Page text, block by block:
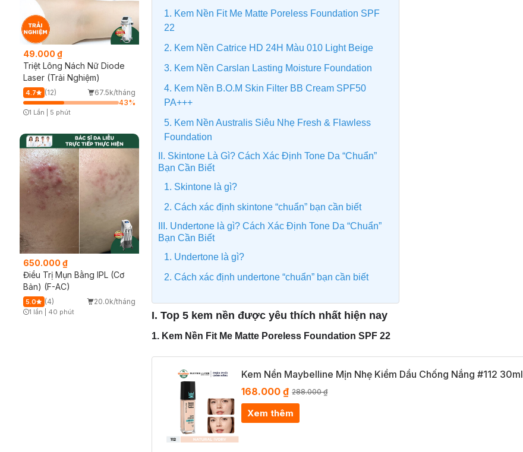
49.000 ₫
Triệt Lông Nách Nữ Diode
Laser (Trải Nghiệm)
4.7 (12)
67.5k/tháng
43%
1 Lần 5 phút
650.000 ₫
Điều Trị Mụn Bằng IPL (Cơ
Bản) (F-AC)
5.0 (4) 20.0k/tháng
Timer Gray Icon
1 lần 40 phút
1. Kem Nền Fit Me Matte Poreless Foundation SPF
22
2. Kem Nền Catrice HD 24H Màu 010 Light Beige
3. Kem Nền Carslan Lasting Moisture Foundation
4. Kem Nền B.O.M Skin Filter BB Cream SPF50
PA+++
5. Kem Nền Australis Siêu Nhẹ Fresh & Flawless
Foundation
II. Skintone Là Gì? Cách Xác Định Tone Da “Chuẩn”
Bạn Cần Biết
1. Skintone là gì?
2. Cách xác định skintone “chuẩn” bạn cần biết
III. Undertone là gì? Cách Xác Định Tone Da “Chuẩn”
Bạn Cần Biết
1. Undertone là gì?
2. Cách xác định undertone “chuẩn” bạn cần biết
I. Top 5 kem nền được yêu thích nhất hiện nay
1. Kem Nền Fit Me Matte Poreless Foundation SPF 22
Kem Nền Maybelline Mịn Nhẹ Kiềm Dầu Chống Nắng #112 30ml
168.000 ₫ 288.000 ₫
Xem thêm